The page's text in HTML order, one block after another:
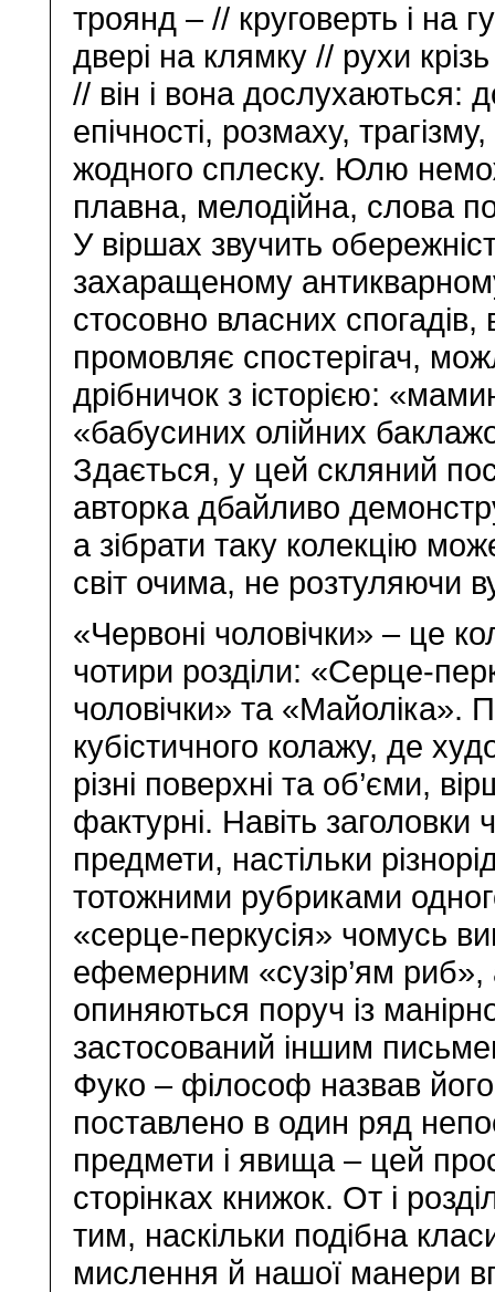
троянд – // круговерть і на
двері на клямку // рухи
// він і вона дослухаються:
епічності, розмаху,
жодного сплеску. Юлю
плавна, мелодійна, слова
У віршах звучить
захаращеному
стосовно власних спогадів,
промовляє спостерігач,
дрібничок з історією:
«бабусиних олійних
Здається, у цей скляний
авторка дбайливо
а зібрати таку колекцію
світ очима, не розтуляючи
«Червоні чоловічки» – це
чотири розділи: «Серце-
чоловічки» та «Майоліка».
кубістичного колажу, де
різні поверхні та об’єми,
фактурні. Навіть заголовки
предмети, настільки
тотожними рубриками
«серце-перкусія» чомусь
ефемерним «сузір’ям риб»,
опиняються поруч із
застосований іншим
Фуко – філософ назвав
поставлено в один ряд
предмети і явища – цей
сторінках книжок. От і
тим, наскільки подібна
мислення й нашої манери